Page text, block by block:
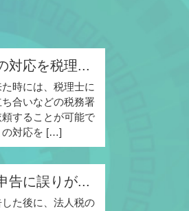
対応を税理...
時には、税理士に
合いなどの税務署
することが可能で
の対応を […]
告に誤りが...
た後に、法人税の